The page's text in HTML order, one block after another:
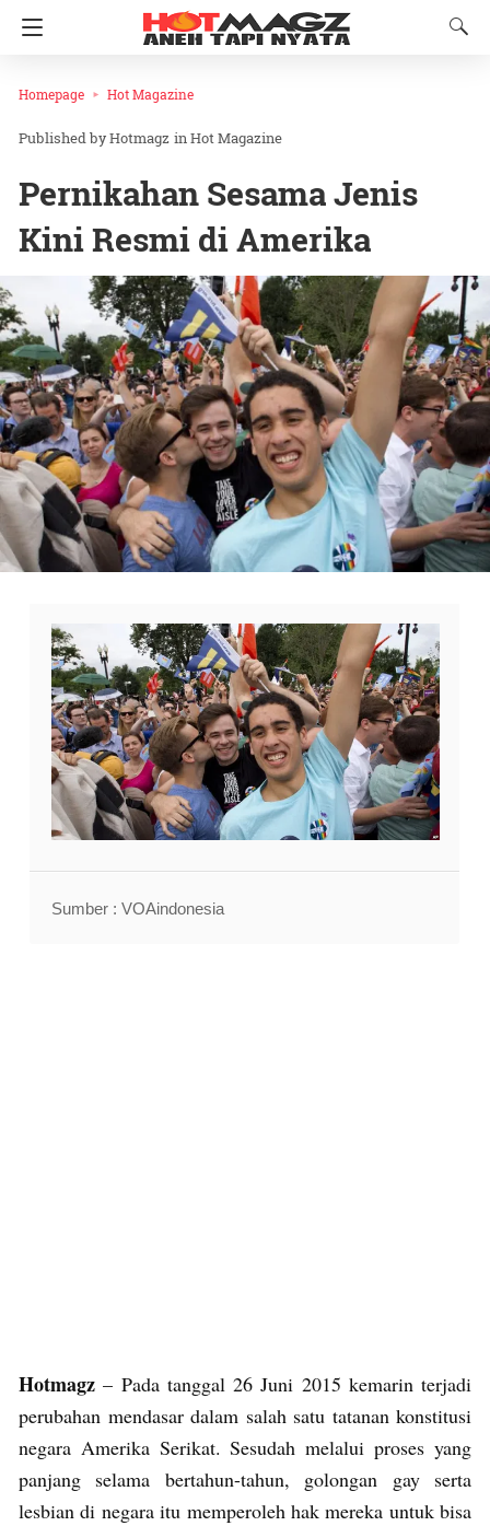
Homepage Hot Magazine
Hotmagz inHot Magazine
Pernikahan Sesama Jenis
Kini Resmi di Amerika
Sumber : VOAindonesia
Hotmagz– Pada tanggal 26 Juni 2015 kemarin terjadi
perubahan mendasar dalam salah satu tatanan konstitusi
negara Amerika Serikat. Sesudah melalui proses yang
panjang selama bertahun-tahun, golongan gay serta
lesbian di negara itu memperoleh hak mereka untuk bisa